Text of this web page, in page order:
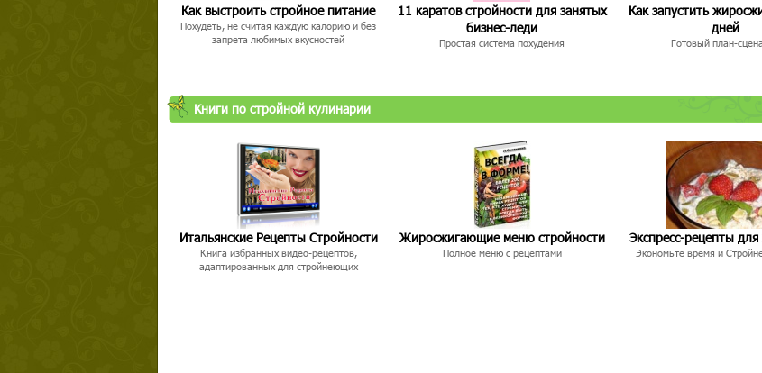
Как выстроить стройное питание
Похудеть, не считая каждую калорию и без
запрета любимых вкусностей
11 каратов стройности для занятых
бизнес-леди
Простая система похудения
Как запустить
дней
Готовый план-
Книги по стройной кулинарии
Итальянские Рецепты Стройности
Книга избранных видео-рецептов,
адаптированных для стройнеющих
Жиросжигающие меню стройности
Полное меню с рецептами
Экспресс-рецепты
Экономьте время и